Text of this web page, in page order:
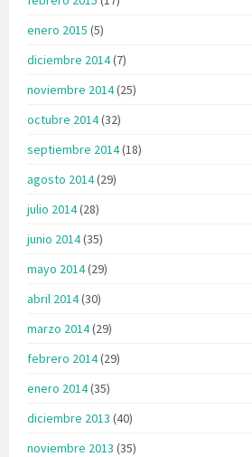
enero 2015 (5)
diciembre 2014(7)
noviembre 2014(25)
octubre 2014(32)
septiembre 2014(18)
agosto 2014(29)
julio 2014(28)
junio 2014(35)
mayo 2014(29)
abril 2014(30)
marzo 2014(29)
febrero 2014(29)
enero 2014(35)
diciembre 2013 (40)
noviembre 2013 (35)